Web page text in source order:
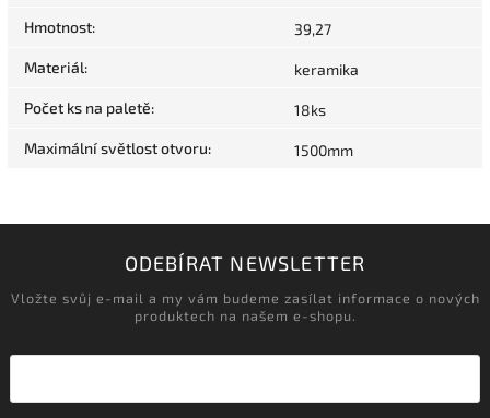
Hmotnost: 39,27
Materiál: keramika
Počet ks na paletě: 18ks
Maximální světlost otvoru: 1500mm
ODEBÍRAT NEWSLETTER
Vložte svůj e-mail a my vám budeme zasílat informace o nových
produktech na našem e-shopu.